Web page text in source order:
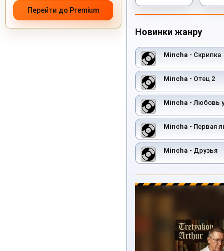
Перейти до Premium
Новинки жанру
Mincha - Скрипка
Mincha - Отец 2
Mincha - Любовь
Mincha - Первая
Mincha - Друзья